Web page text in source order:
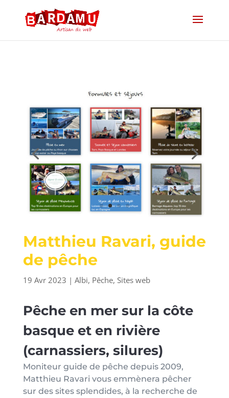
Matthieu Ravari, guide
de pêche
19 Avr 2023 | Albi, Pêche, Sites web
Pêche en mer sur la côte
basque et en rivière
(carnassiers, silures)
Moniteur guide de pêche depuis 2009,
Matthieu Ravari vous emmènera pêcher
sur des sites splendides, à la recherche de